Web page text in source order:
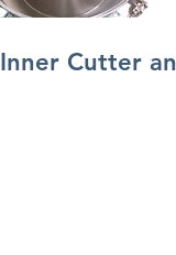
Inner Cutter